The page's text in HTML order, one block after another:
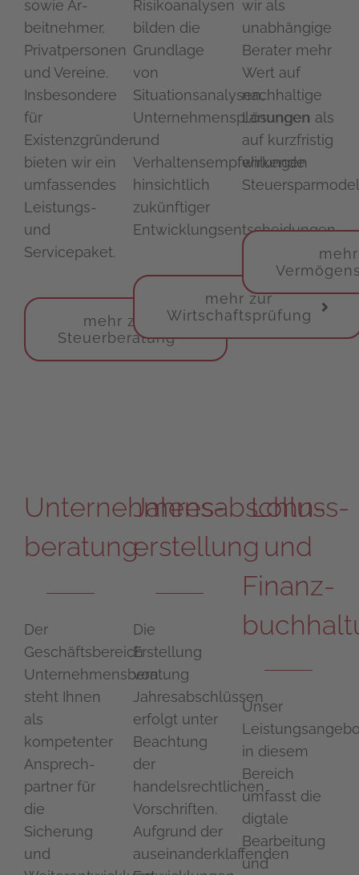
sowie Ar­
beitnehmer,
Privatpersonen
und Vereine.
Insbesondere
für
Existenzgründer
bieten wir ein
umfassendes
Leistungs-
und
Servicepaket.
mehr zur
Steuerberatung
Risikoanalysen
bilden die
Grund­lage
von
Situationsanalysen,
Unternehmensplanungen
und
Verhaltensempfehlungen
hin­sichtlich
zukünftiger
Entwicklungsentscheidungen.
mehr zur
Wirtschaftsprüfung
wir als
unabhängige
Berater mehr
Wert auf
nachhaltige
Lösungen als
auf kurzfristig
wirkende
Unternehmens­
beratung
Der
Geschäftsbereich
Unternehmensberatung
steht Ihnen
als
kompetenter
Ansprech­
partner für
die
Sicherung
und
Jahresabschluss­
erstellung
Die
Erstellung
von
Jahresabschlüssen
erfolgt unter
Beachtung
der
handelsrechtlichen
Vor­schriften.
Aufgrund der
auseinanderklaffenden
Lohn-
und
Finanz­
Unser
in diesem
Bereich
umfasst die
digtale
Bearbeitung
und